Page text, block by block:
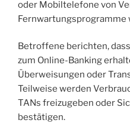
DATEV-
oder Mobiltelefone von
Fernwartungsprogramme
Betroffene berichten,
zum Online-Banking
Überweisungen oder
Teilweise werden
TANs freizugeben oder
bestätigen.